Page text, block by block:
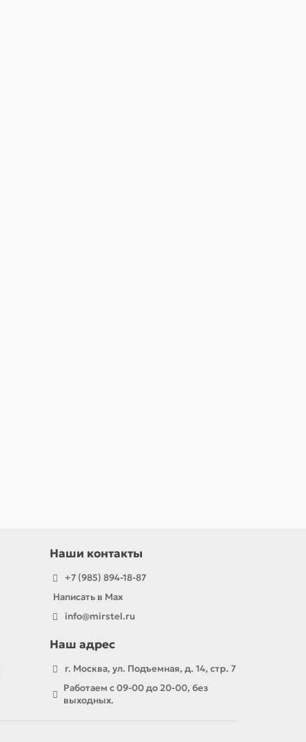
Наши контакты
+7 (985) 894-18-87
Написать в Max
info@mirstel.ru
Наш адрес
г. Москва, ул. Подъемная, д. 14, стр. 7
Работаем с 09-00 до 20-00, без
выходных.